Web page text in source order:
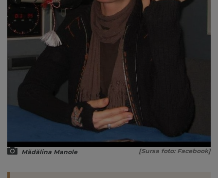
Mădălina Manole [Sursa foto: Facebook]